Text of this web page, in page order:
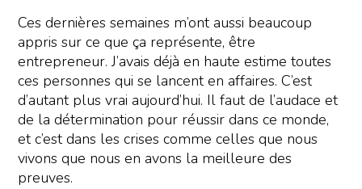
Ces dernières semaines m’ont aussi beaucoup
appris sur ce que ça représente, être
entrepreneur. J’avais déjà en haute estime toutes
ces personnes qui se lancent en affaires. C’est
d’autant plus vrai aujourd’hui. Il faut de l’audace et
de la détermination pour réussir dans ce monde,
et c’est dans les crises comme celles que nous
vivons que nous en avons la meilleure des
preuves.